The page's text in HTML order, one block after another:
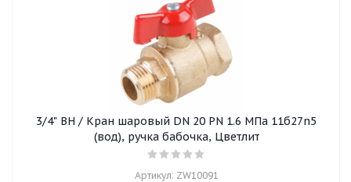
3/4" ВН / Кран шаровый DN 20 PN 1.6 МПа 11б27n5
(вод), ручка бабочка, Цветлит
Артикул: ZW10091